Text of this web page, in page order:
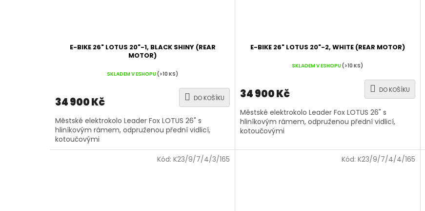
E-BIKE 26" LOTUS 20"-1, BLACK SHINY (REAR
MOTOR)
SKLADEM V ESHOPU(>10 KS)
34 900 Kč DO KOŠÍKU
Městské elektrokolo Leader Fox LOTUS 26" s
hliníkovým rámem, odpruženou přední vidlicí,
kotoučovými
E-BIKE 26" LOTUS 20"-2, WHITE (REAR MOTOR)
SKLADEM V ESHOPU(>10 KS)
34 900 Kč DO KOŠÍKU
Městské elektrokolo Leader Fox LOTUS 26" s
hliníkovým rámem, odpruženou přední vidlicí,
kotoučovými
Kód:K23/9/7/4/3/165 Kód: K23/9/7/4/4/165